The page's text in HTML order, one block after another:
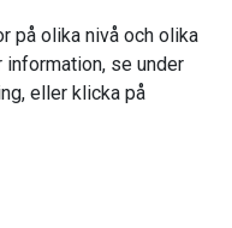
på olika nivå och olika
information, se under
eller klicka på